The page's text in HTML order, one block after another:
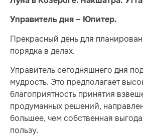
Управитель дня – Юпитер.
Прекрасный день для
порядка в делах.
Управитель сегодняшнего дня
мудрость. Это предполагает
благоприятность принятия
продуманных решений,
большее, чем собственная
пользу.